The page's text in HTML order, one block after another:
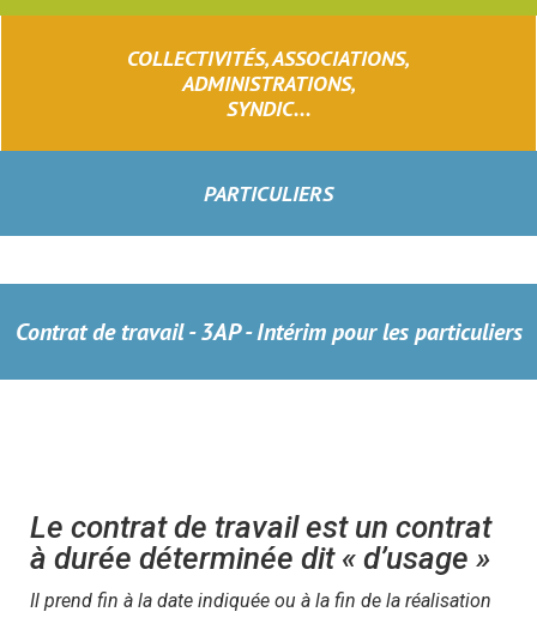
COLLECTIVITÉS, ASSOCIATIONS,
ADMINISTRATIONS,
SYNDIC...
PARTICULIERS
Contrat de travail - 3AP - Intérim pour les particuliers
Le contrat de travail est un contrat
à durée déterminée dit « d’usage »
Il prend fin à la date indiquée ou à la fin de la réalisation